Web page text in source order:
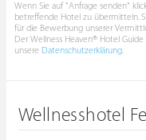
Wenn Sie auf "Anfrage senden"
betreffende Hotel zu übermitteln.
für die Bewerbung unserer
Der Wellness Heaven® Hotel
unsere Datenschutzerklärung.
Wellnesshotel